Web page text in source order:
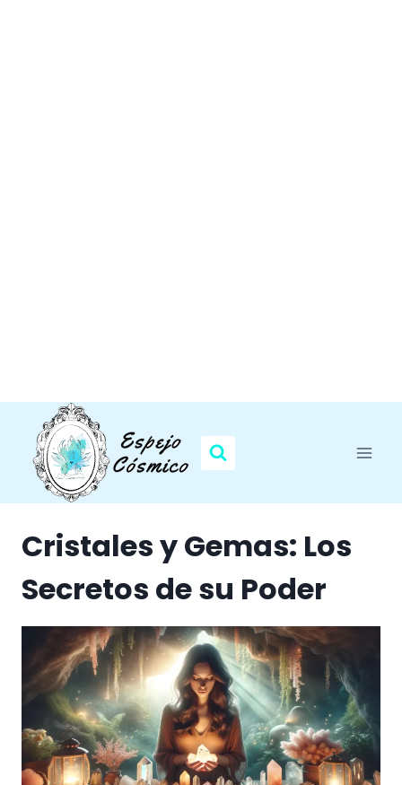
contenido
Cristales y Gemas: Los
Secretos de su Poder